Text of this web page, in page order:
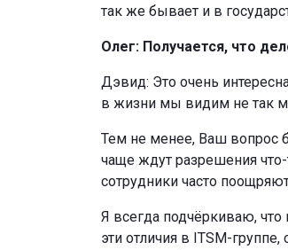
так же бывает и в
Олег: Получается, что
Дэвид: Это очень
в жизни мы видим не так
Тем не менее, Ваш вопрос
чаще ждут разрешения
сотрудники часто
Я всегда подчёркиваю,
эти отличия в ITSM-